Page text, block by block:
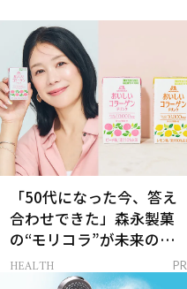
「50代になった今、答え
合わせできた」森永製菓
の“モリコラ”が未来のキ
レイを連れてくる！
HEALTH PR